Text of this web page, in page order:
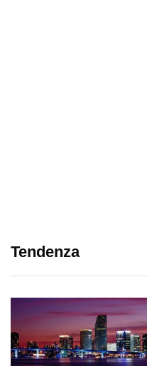
Tendenza